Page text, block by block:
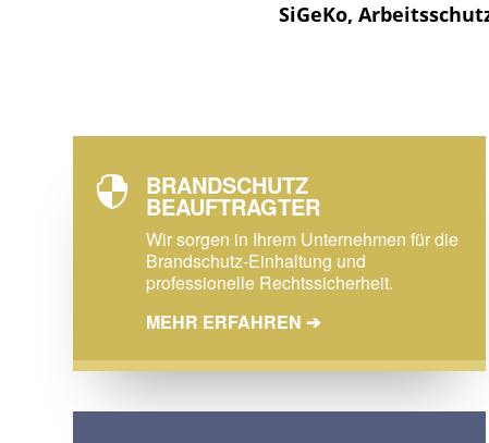
SiGeKo,
 BRANDSCHUTZ
BEAUFTRAGTER
Wir sorgen in Ihrem Unternehmen für die
Brandschutz-Einhaltung und
professionelle Rechtssicherheit.
MEHR ERFAHREN ➔